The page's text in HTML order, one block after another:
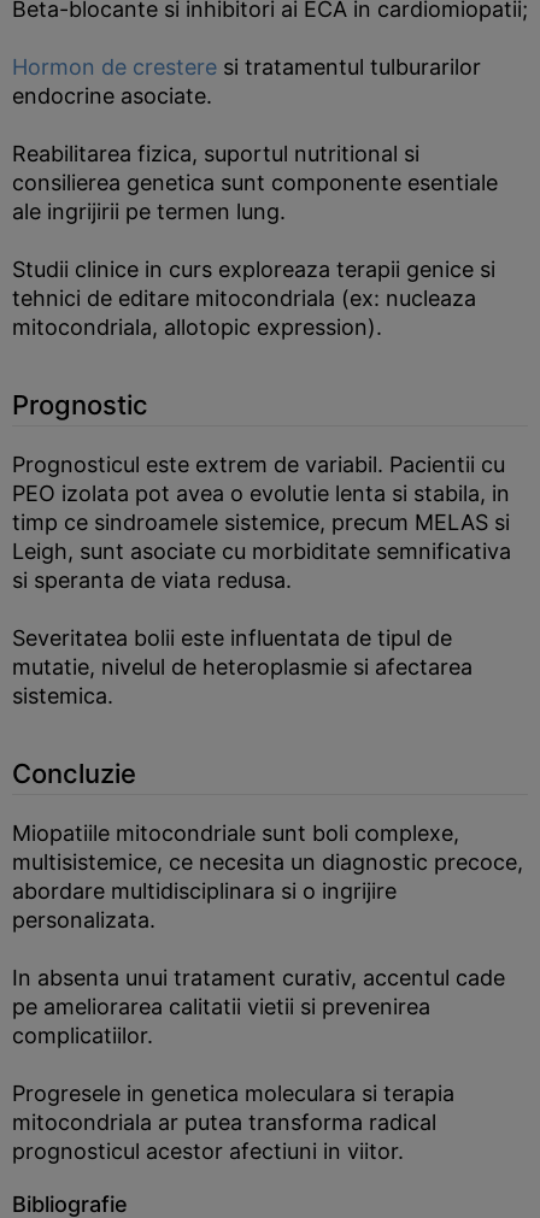
Beta-blocante si inhibitori ai ECA in cardiomiopatii;
Hormon de crestere si tratamentul tulburarilor
endocrine asociate.
Reabilitarea fizica, suportul nutritional si
consilierea genetica sunt componente esentiale
ale ingrijirii pe termen lung.
Studii clinice in curs exploreaza terapii genice si
tehnici de editare mitocondriala (ex: nucleaza
mitocondriala, allotopic expression).
Prognostic
Prognosticul este extrem de variabil. Pacientii cu
PEO izolata pot avea o evolutie lenta si stabila, in
timp ce sindroamele sistemice, precum MELAS si
Leigh, sunt asociate cu morbiditate semnificativa
si speranta de viata redusa.
Severitatea bolii este influentata de tipul de
mutatie, nivelul de heteroplasmie si afectarea
sistemica.
Concluzie
Miopatiile mitocondriale sunt boli complexe,
multisistemice, ce necesita un diagnostic precoce,
abordare multidisciplinara si o ingrijire
personalizata.
In absenta unui tratament curativ, accentul cade
pe ameliorarea calitatii vietii si prevenirea
complicatiilor.
Progresele in genetica moleculara si terapia
mitocondriala ar putea transforma radical
prognosticul acestor afectiuni in viitor.
Bibliografie